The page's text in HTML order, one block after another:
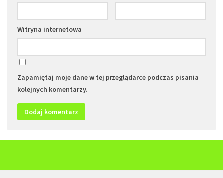
Witryna internetowa
Zapamiętaj moje dane w tej przeglądarce podczas pisania
kolejnych komentarzy.